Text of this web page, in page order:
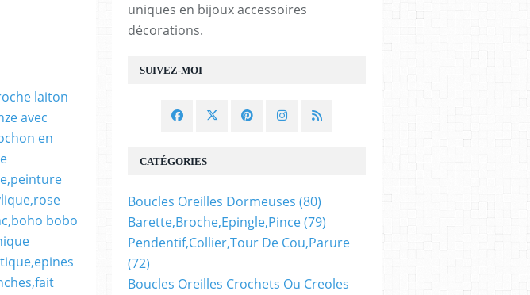
SUIVEZ-MOI
uniques en bijoux accessoires
décorations.
CATÉGORIES
Boucles Oreilles Dormeuses (80)
Barette,broche,epingle,pince(79)
Pendentif,collier,tour De Cou,parure
(72)
Boucles Oreilles Crochets Ou Creoles